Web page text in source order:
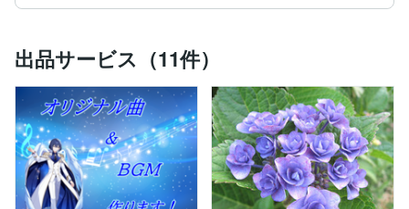
プロフィール
青い天使アリエス（1966年生　男性）
18歳の頃より「占い」に興味を持ち始め独学で勉強を
始める。41歳の時に試験的に無料で占い師としての活
動をしたところ、約100件の依頼の中80件強が的中！そ
れをきっかけに42歳で占い師として副業デビュー。
2023年5月よりNEUTRINO PとしてYouTube活動開始！
出品サービス（11件）